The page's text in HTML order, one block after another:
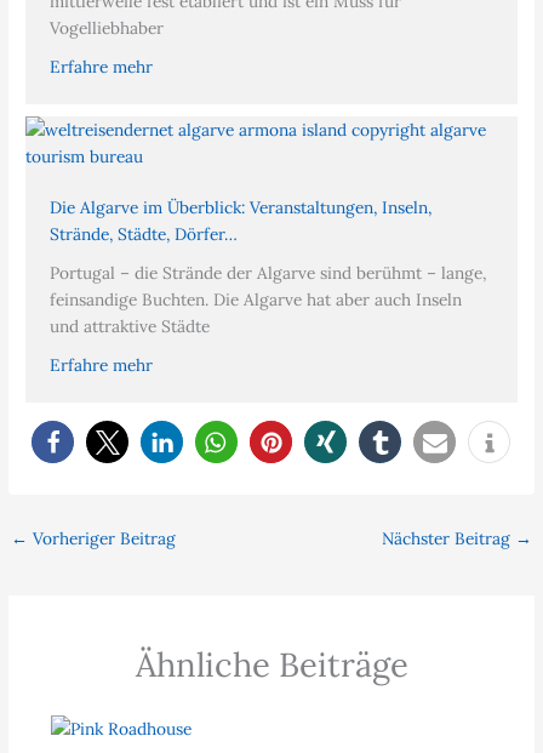
Vogelliebhaber
Erfahre mehr
Die Algarve im Überblick: Veranstaltungen, Inseln,
Strände, Städte, Dörfer…
Portugal – die Strände der Algarve sind berühmt – lange,
feinsandige Buchten. Die Algarve hat aber auch Inseln
und attraktive Städte
Erfahre mehr
← Vorheriger Beitrag Nächster Beitrag →
Ähnliche Beiträge